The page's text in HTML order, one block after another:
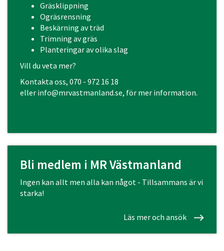
Gräsklippning
Ogräsrensning
Beskärning av träd
Trimning av gräs
Planteringar av olika slag
Vill du veta mer?
Kontakta oss, 070 - 972 16 18
eller info@mrvastmanland.se, för mer information.
Bli medlem i MR Västmanland
Ingen kan allt men alla kan något - Tillsammans är vi
starka!
Läs mer och ansök